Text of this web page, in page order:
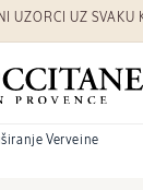
UZORCI UZ SVAKU
Verveine